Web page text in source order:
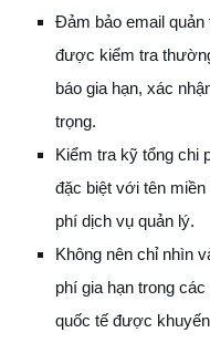
Đảm bảo email quản
được kiểm tra
báo gia hạn, xác
trọng.
Kiểm tra kỹ tổng chi
đặc biệt với tên
phí dịch vụ quản lý.
Không nên chỉ nhìn
phí gia hạn trong
quốc tế được